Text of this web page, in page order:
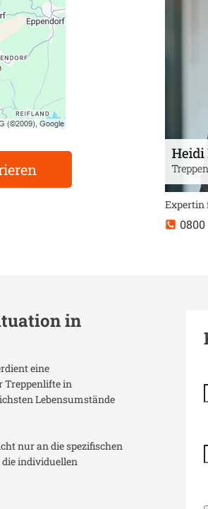
Expertin
0800
in
eine
Treppenlifte in
Lebensumstände
nur an die spezifischen
individuellen